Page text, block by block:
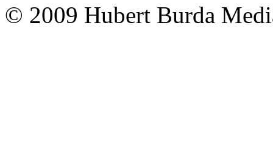
© 2009 Hubert Burda